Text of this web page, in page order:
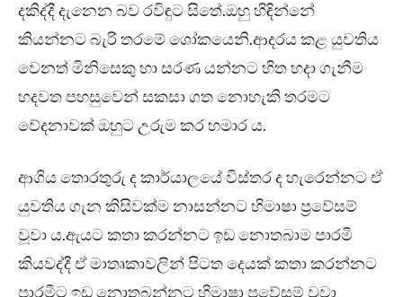
දකිද්දී දැනෙන බව රවිඳුට සිතේ.ඔහු හිඳින්නේ
කියන්නට බැරි තරමේ ශෝකයෙනි.ආදරය කළ යුවතිය
වෙනත් මිනිසෙකු හා සරණ යන්නට හිත හදා ගැනීම
හදවත පහසුවෙන් සකසා ගත නොහැකි තරමට
වේදනාවක් ඔහුට උරුම කර හමාර ය.
ආගිය තොරතුරු ද කාර්යාලයේ විස්තර ද හැරෙන්නට ඒ
යුවතිය ගැන කිසිවක්ම නාසන්නට හිමාෂා ප්‍රවේසම්
වූවා ය.ඇයට කතා කරන්නට ඉඩ නොතබාම පාරමී
කියවද්දී ඒ මාතෘකාවලින් පිටත දෙයක් කතා කරන්නට
පාරමීට ඉඩ නොතබන්නට හිමාෂා ප්‍රවේසම් වූවා